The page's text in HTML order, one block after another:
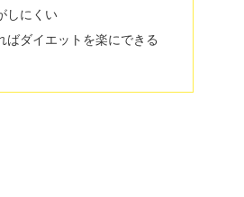
しにくい
ばダイエットを楽にできる